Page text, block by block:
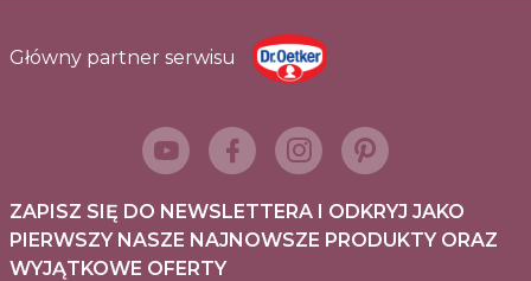
Główny partner serwisu
ZAPISZ SIĘ DO NEWSLETTERA I ODKRYJ JAKO
PIERWSZY NASZE NAJNOWSZE PRODUKTY ORAZ
WYJĄTKOWE OFERTY